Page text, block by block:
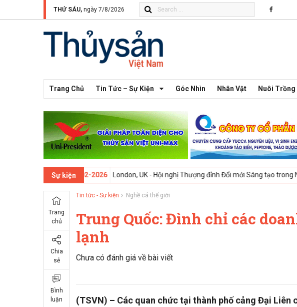
THỨ SÁU, ngày 7/8/2026
Trang Chủ Tin Tức – Sự Kiện Góc Nhìn Nhân Vật Nuôi Trồng
Sự kiện
09-02-2026 London, UK - Hội nghị Thượng đỉnh Đổi mới Sáng tạo trong Ngành Thực
Trang
chủ
Chia
sẻ
Bình
luận
Tin tức - Sự kiện Nghề cá thế giới
Trung Quốc: Đình chỉ các
lạnh
Chưa có đánh giá về bài viết
(TSVN) – Các quan chức tại thành phố cảng Đại